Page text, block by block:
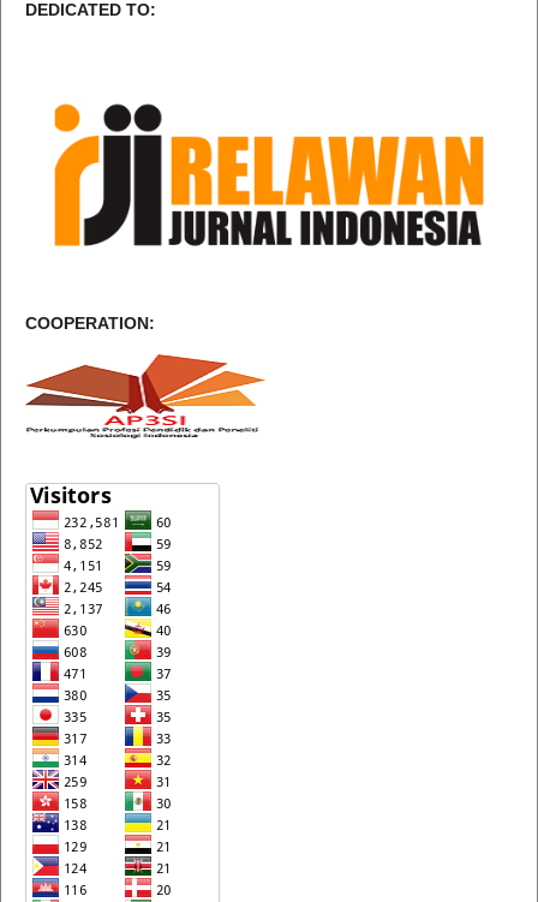
DEDICATED TO:
COOPERATION: